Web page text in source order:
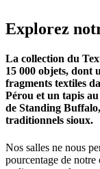
Explorez
La collection du
15 000 objets, dont
fragments textiles
Pérou et un tapis
de Standing
traditionnels sioux.
Nos salles ne nous
pourcentage de